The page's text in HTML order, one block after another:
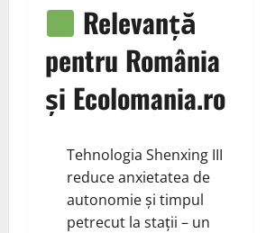
Relevanță
pentru România
și Ecolomania.ro
Tehnologia Shenxing III
reduce anxietatea de
autonomie și timpul
petrecut la stații – un